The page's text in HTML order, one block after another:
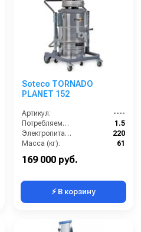
Soteco TORNADO
PLANET 152
Артикул:
----
Потребляемая мощность (кВт):
1.5
Электропитание (В):
220
Масса (кг):
61
169 000 руб.
⚡ В корзину